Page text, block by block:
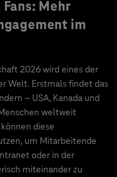
Mehr
im
2026 wird eines der
Welt. Erstmals findet das
– USA, Kanada und
weltweit
diese
um Mitarbeitende
oder in der
miteinander zu